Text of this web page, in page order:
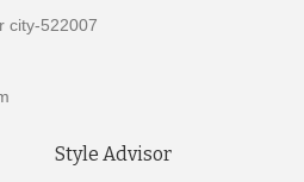
city-522007
Style Advisor